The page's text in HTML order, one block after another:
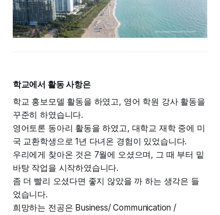
학교에서 활동 사항은
학교 홍보모델 활동을 하였고, 영어 학원 강사 활동을
꾸준히 하였습니다.
영어토론 동아리 활동을 하였고, 대학교 재학 중에 미
국 교환학생으로 1년 다녀온 경험이 있었습니다.
우리에게 찾아온 것은 7월에 오셨으며, 그 때 부터 밑
바탕 작업을 시작하였습니다.
좀 더 빨리 오셨다면 좋지 않았을 까 하는 생각은 들
었습니다.
희망하는 전공은 Business/ Communication /